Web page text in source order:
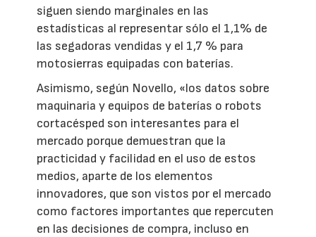
siguen siendo marginales en las
estadísticas al representar sólo el 1,1% de
las segadoras vendidas y el 1,7 % para
motosierras equipadas con baterías.
Asimismo, según Novello, «los datos sobre
maquinaria y equipos de baterías o robots
cortacésped son interesantes para el
mercado porque demuestran que la
practicidad y facilidad en el uso de estos
medios, aparte de los elementos
innovadores, que son vistos por el mercado
como factores importantes que repercuten
en las decisiones de compra, incluso en